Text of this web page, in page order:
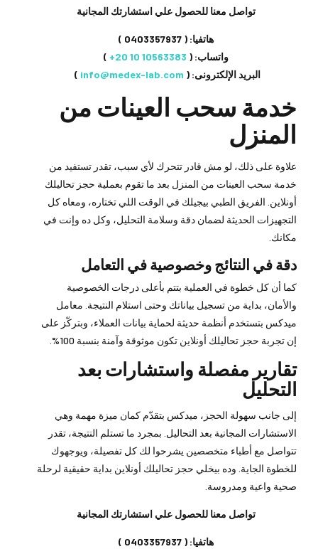
تواصل معنا للحصول علي استشارتك المجانية
هاتفيا: ( 0403357937
)
واتساب: (
⁩ )
البريد الإلكترونى: ( info@medex-lab.com
)
خدمة سحب العينات من
المنزل
علاوة على ذلك، لو مش قادر تتحرك لأي سبب، تقدر تستفيد من
خدمة سحب العينات من المنزل بعد ما تقوم بعملية حجز تحاليلك
أونلاين. الفريق الطبي بيجيلك في الوقت اللي تختاره، ومعاه كل
التجهيزات الحديثة لضمان دقة وسلامة التحليل، وكل ده وإنت في
مكانك.
دقة في النتائج وخصوصية في التعامل
كما أن كل خطوة في العملية بتتم بأعلى درجات الخصوصية
والأمان، بداية من تسجيل بياناتك وحتى استلام النتيجة. معامل
ميدكس بتستخدم أنظمة حديثة لحماية بيانات العملاء، وبتركّز على
إن تجربة حجز تحاليلك أونلاين تكون موثوقة وآمنة بنسبة 100%.
تقارير مفصلة واستشارات بعد
التحليل
إلى جانب سهولة الحجز، ميدكس بتقدّم كمان ميزة مهمة وهي
الاستشارات المجانية بعد التحاليل. بمجرد ما تستلم النتيجة، تقدر
تتواصل مع أطباء متخصصين يشرحوا لك كل تفصيلة، ويوجهوك
للخطوة الجاية. وده بيخلي حجز تحاليلك أونلاين بداية حقيقية لرحلة
صحية واعية ومدروسة.
تواصل معنا للحصول علي استشارتك المجانية
هاتفيا: ( 0403357937
)